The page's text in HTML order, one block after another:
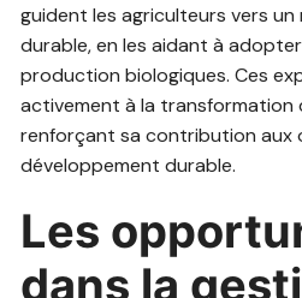
guident les agriculteurs vers
durable, en les aidant à
production biologiques. Ces
activement à la transformation
renforçant sa contribution aux
développement durable.
Les
dans la